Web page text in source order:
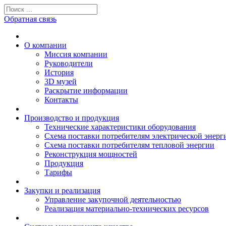
Обратная связь
О компании
Миссия компании
Руководители
История
3D музей
Раскрытие информации
Контакты
Производство и продукция
Технические характеристики оборудования
Схема поставки потребителям электрической
Схема поставки потребителям тепловой энергии
Реконструкция мощностей
Продукция
Тарифы
Закупки и реализация
Управление закупочной деятельностью
Реализация материально-технических ресурсов